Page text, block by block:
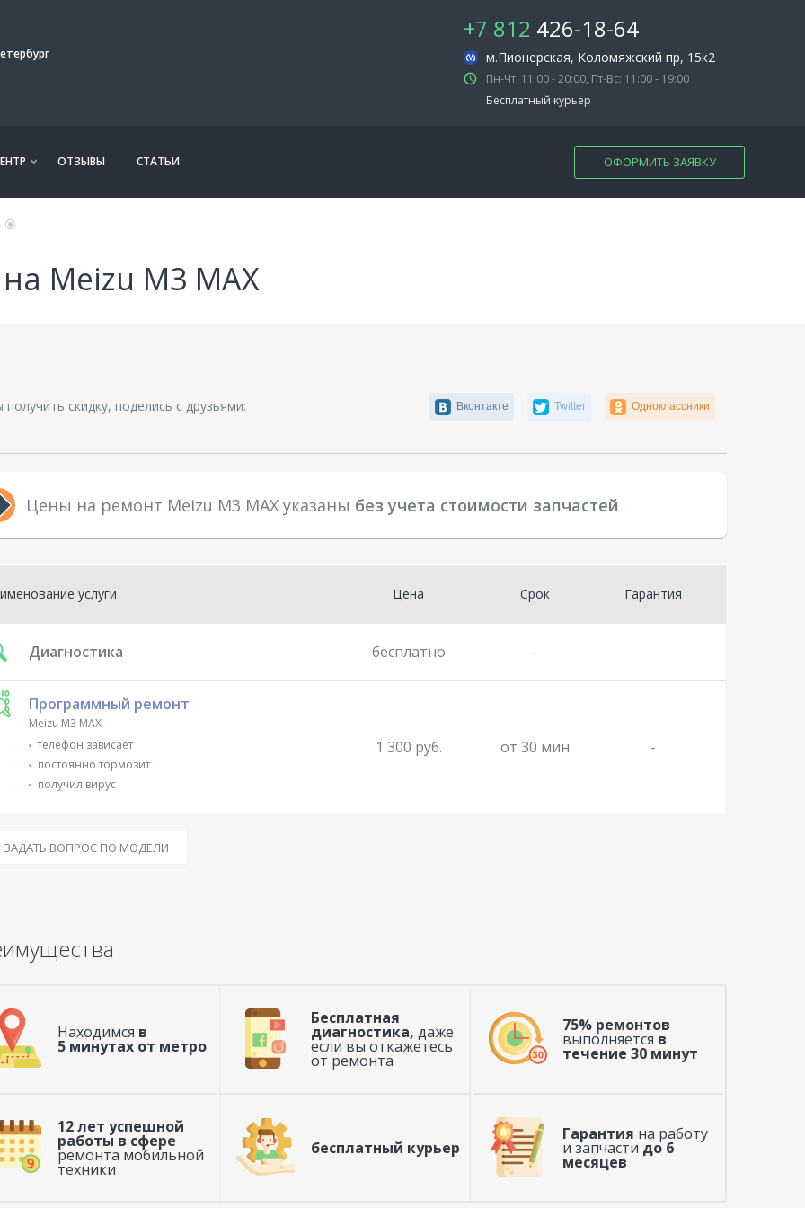
+7 812 426-18-64
м.Пионерская, Коломяжский пр, 15к2
Пн-Чт: 11:00 - 20:00, Пт-Вс: 11:00 - 19:00
Бесплатный курьер
ОТЗЫВЫ СТАТЬИ ОФОРМИТЬ ЗАЯВКУ
Meizu M3 MAX
скидку, поделись с друзьями: Вконтакте Twitter Одноклассники
Цены на ремонт Meizu M3 MAX указаны без учета стоимости запчастей
услуги Цена Срок Гарантия
Диагностика бесплатно -
Программный ремонт
Meizu M3 MAX
телефон зависает
постоянно тормозит
получил вирус
1 300 руб. от 30 мин -
ЗАДАТЬ ВОПРОС ПО МОДЕЛИ
Находимся в
5 минутах от метро
Бесплатная
диагностика, даже
если вы откажетесь
от ремонта
75% ремонтов
выполняется в
течение 30 минут
12 лет успешной
работы в сфере
ремонта мобильной
техники
бесплатный курьер
Гарантия на работу
и запчасти до 6
месяцев